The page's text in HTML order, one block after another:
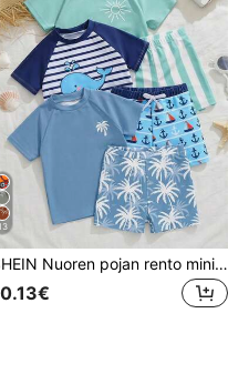
SHEIN Nuoren pojan rento minimalistinen klassinen cool lomatyylinen kokospuukuvioinen väriblokki-patchwork-uimapuku, tekstigrafiikkaprintti, slim fit, pyöreä pääntie, pitkähihainen, yhdenosainen, sopii kesään, rannalle, lomalle ja uintiin